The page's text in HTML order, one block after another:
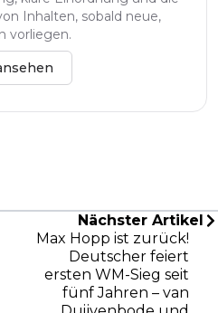
Inhalten, sobald neue,
vorliegen.
Nächster Artikel
Max Hopp ist zurück!
Deutscher feiert
ersten WM-Sieg seit
fünf Jahren – van